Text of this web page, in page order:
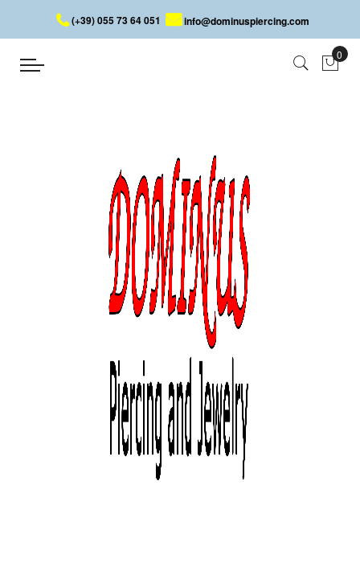
(+39) 055 73 64 051 info@dominuspiercing.com
BARRE SEPTUM AVEC POINTES
BARRE SEPTUM AVEC POINTES